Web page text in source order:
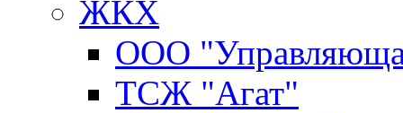
ЖКХ
ООО
ТСЖ "Агат"